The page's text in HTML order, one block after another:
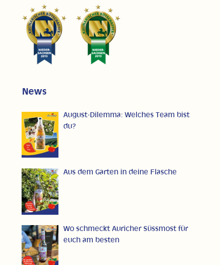
News
August-Dilemma: Welches Team bist
du?
Aus dem Garten in deine Flasche
Wo schmeckt Auricher Süssmost für
euch am besten